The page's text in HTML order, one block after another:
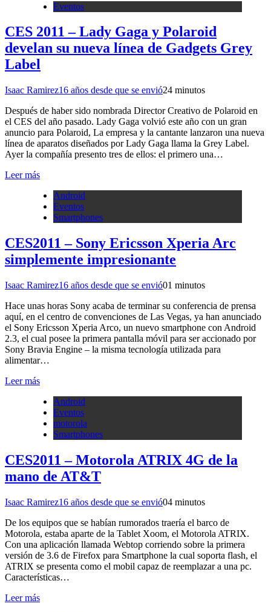
Eventos
CES 2011 – Lady Gaga y Polaroid
develan su nueva línea de Gadgets Grey
Label
Isaac Ramirez16 años desde que se envió24 minutos
Después de haber sido nombrada Director Creativo de Polaroid en
el CES del año pasado. Lady Gaga volvió este año con un gran
anuncio para Polaroid, La empresa y la cantante lanzaron una nueva
línea de aparatos diseñados por Lady Gaga llama la Grey Label.
Ayer la compañía presento tres de ellos: el primero una…
Leer más
Android
Eventos
Smartphones
CES2011 – Sony Ericsson Xperia Arc
simplemente impresionante
Isaac Ramirez16 años desde que se envió01 minutos
Hace unas horas Sony acaba de terminar su conferencia de prensa
aquí, en el centro de convenciones de Las Vegas, ya han anunciado
el Sony Ericsson Xperia Arco, un nuevo smartphone con Android
2.3, el cual posee la primera pantalla móvil para ser accionado por
Sony Bravia Engine – la misma tecnología utilizada para
alimentar…
Leer más
Android
Eventos
motorola
Smartphones
CES2011 – Motorola ATRIX 4G de la
mano de AT&T
Isaac Ramirez16 años desde que se envió04 minutos
De los equipos que se habían rumorados traería el barco de
Motorola, estaba aparte de la Tablet Xoom, el Motorola ATRIX.
Con una aplicación llamada Webtop corriendo sobre la primera
versión de 3.6 de Firefox para Smartphone la cual soporta flash, el
ATRIX se presenta como el mobil capaz de reemplazar a una pc.
Características…
Leer más